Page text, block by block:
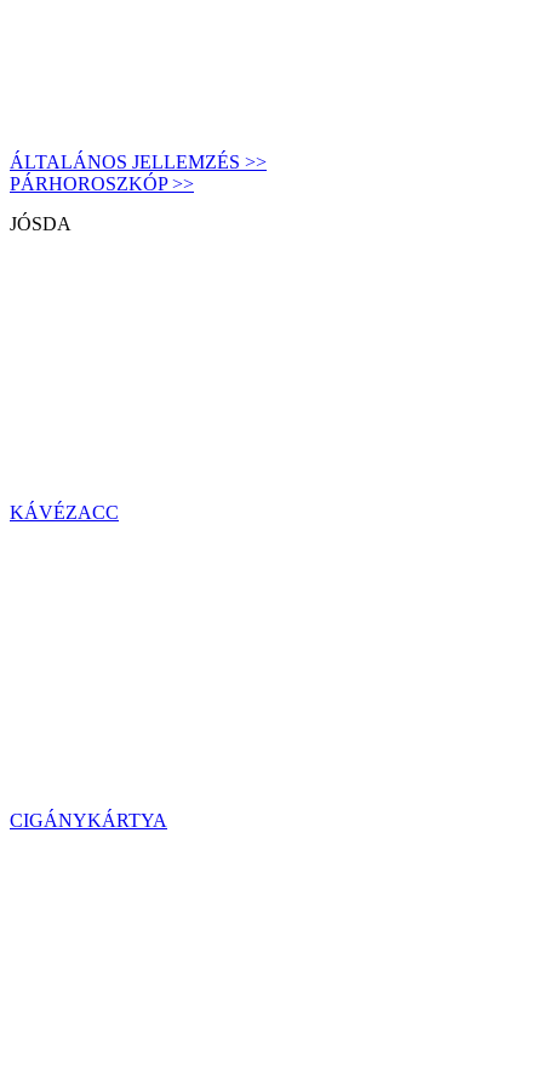
ÁLTALÁNOS JELLEMZÉS >>
PÁRHOROSZKÓP >>
JÓSDA
KÁVÉZACC
CIGÁNYKÁRTYA